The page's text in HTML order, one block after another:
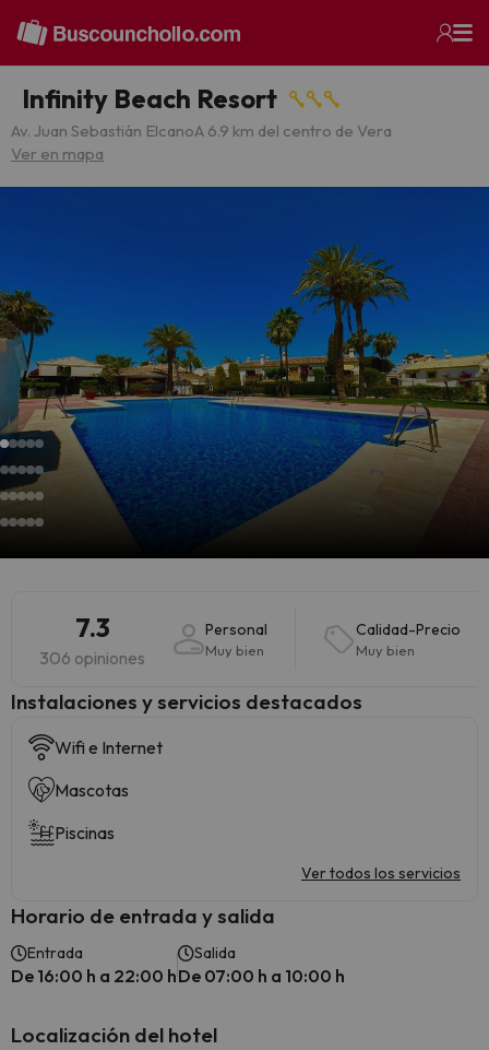
Infinity Beach Resort
Av. Juan Sebastián ElcanoA 6.9 km del centro de Vera
Ver en mapa
7.3
306 opiniones
Personal
Muy bien
Calidad-Precio
Muy bien
Instalaciones y servicios destacados
Wifi e Internet
Mascotas
Piscinas
Ver todos los servicios
Horario de entrada y salida
Entrada
De 16:00 h a 22:00 h
Salida
De 07:00 h a 10:00 h
Localización del hotel